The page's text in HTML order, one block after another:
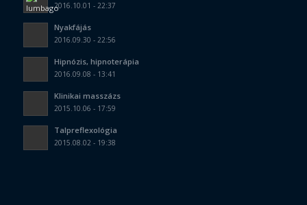
2016.10.01 - 22:37
Nyakfájás
2016.09.30 - 22:56
Hipnózis, hipnoterápia
2016.09.08 - 13:41
Klinikai masszázs
2015.10.06 - 17:59
Talpreflexológia
2015.08.02 - 19:38